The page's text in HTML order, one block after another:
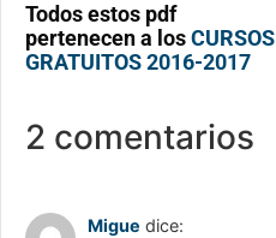
Todos estos pdf
pertenecen a losCURSOS
GRATUITOS 2016-2017
2 comentarios
Migue dice: